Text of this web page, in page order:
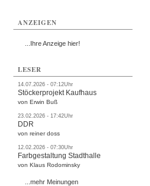
ANZEIGEN
...Ihre Anzeige hier!
LESER
14.07.2026 - 07:12Uhr
Stöckerprojekt Kaufhaus
von Erwin Buß
23.02.2026 - 17:42Uhr
DDR
von reiner doss
12.02.2026 - 07:30Uhr
Farbgestaltung Stadthalle
von Klaus Rodominsky
...mehr Meinungen